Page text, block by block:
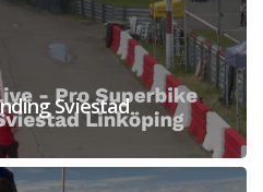
Sviestad